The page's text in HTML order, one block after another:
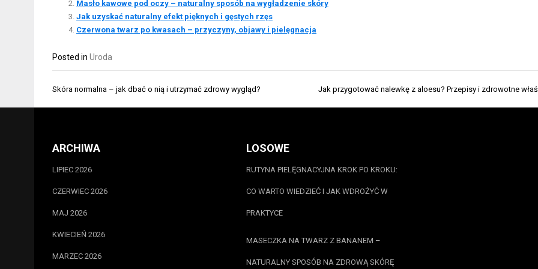
Masło kawowe pod oczy – naturalny sposób na wygładzenie skóry
Jak uzyskać naturalny efekt pięknych i gęstych rzęs
Czerwona twarz po kwasach – przyczyny, objawy i pielęgnacja
Posted in Uroda
Nawigacja
Skóra normalna – jak dbać o nią i utrzymać zdrowy wygląd? Jak przygotować nalewkę z aloesu? Przepisy i zdrowotne
ARCHIWA
LIPIEC 2026
CZERWIEC 2026
MAJ 2026
KWIECIEŃ 2026
MARZEC 2026
LOSOWE
RUTYNA PIELĘGNACYJNA KROK PO KROKU:
CO WARTO WIEDZIEĆ I JAK WDROŻYĆ W
PRAKTYCE
MASECZKA NA TWARZ Z BANANEM –
NATURALNY SPOSÓB NA ZDROWĄ SKÓRĘ